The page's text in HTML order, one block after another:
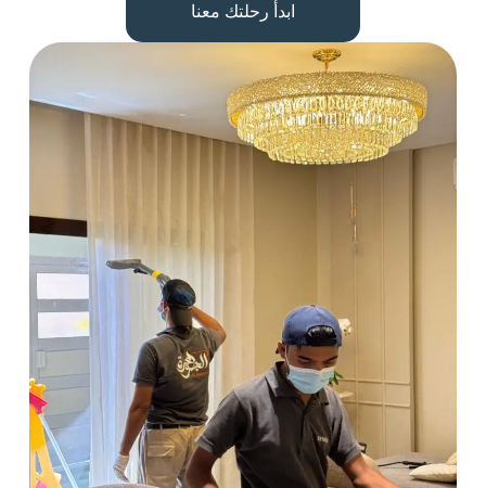
ابدأ رحلتك معنا